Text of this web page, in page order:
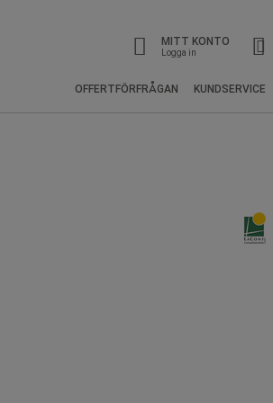
MITT KONTO
Logga in
OFFERTFÖRFRÅGAN KUNDSERVICE